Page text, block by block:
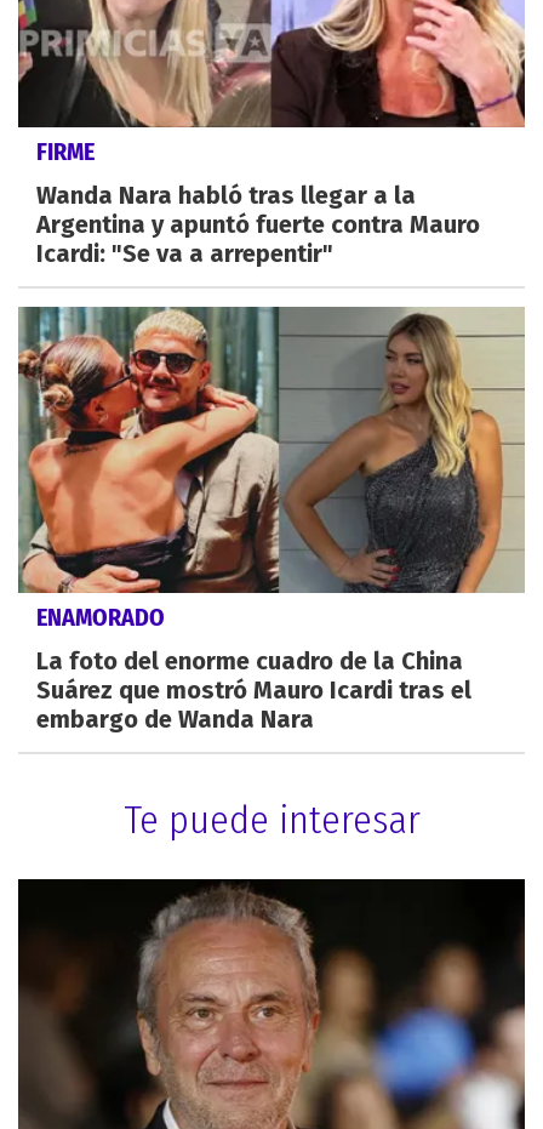
FIRME
Wanda Nara habló tras llegar a la
Argentina y apuntó fuerte contra Mauro
Icardi: "Se va a arrepentir"
ENAMORADO
La foto del enorme cuadro de la China
Suárez que mostró Mauro Icardi tras el
embargo de Wanda Nara
Te puede interesar